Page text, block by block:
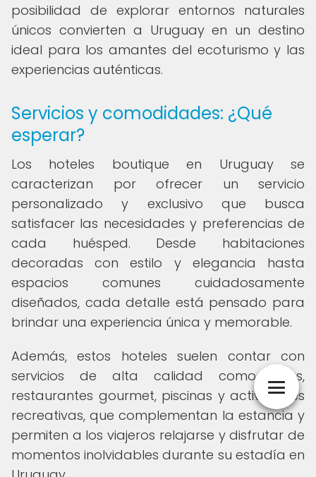
posibilidad de explorar entornos naturales
únicos convierten a Uruguay en un destino
ideal para los amantes del ecoturismo y las
experiencias auténticas.
Servicios y comodidades: ¿Qué
esperar?
Los hoteles boutique en Uruguay se
caracterizan por ofrecer un servicio
personalizado y exclusivo que busca
satisfacer las necesidades y preferencias de
cada huésped. Desde habitaciones
decoradas con estilo y elegancia hasta
espacios comunes cuidadosamente
diseñados, cada detalle está pensado para
brindar una experiencia única y memorable.
Además, estos hoteles suelen contar con
servicios de alta calidad como spas,
restaurantes gourmet, piscinas y actividades
recreativas, que complementan la estancia y
permiten a los viajeros relajarse y disfrutar de
momentos inolvidables durante su estadía en